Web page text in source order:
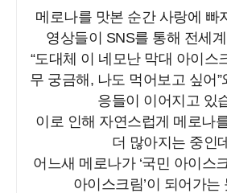
메로나를 맛본 순간 사랑에 빠
영상들이 SNS를 통해 전세
“도대체 이 네모난 막대 아이스
무 궁금해, 나도 먹어보고 싶어
응들이 이어지고 있
이로 인해 자연스럽게 메로나
더 많아지는 중인
어느새 메로나가 ‘국민 아이스
아이스크림’이 되어가는